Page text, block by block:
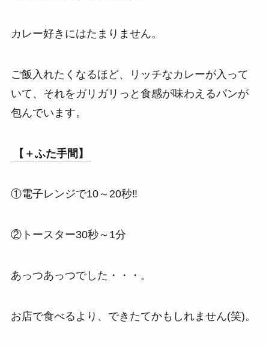
カレー好きにはたまりません。
ご飯入れたくなるほど、リッチなカレーが入って
いて、それをガリガリっと食感が味わえるパンが
包んでいます。
【＋ふた手間】
①電子レンジで10～20秒‼
②トースター30秒～1分
あっつあっつでした・・・。
お店で食べるより、できたてかもしれません(笑)。